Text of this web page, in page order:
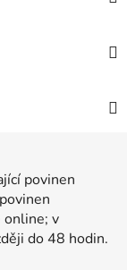
povinen
online; v
do 48 hodin.